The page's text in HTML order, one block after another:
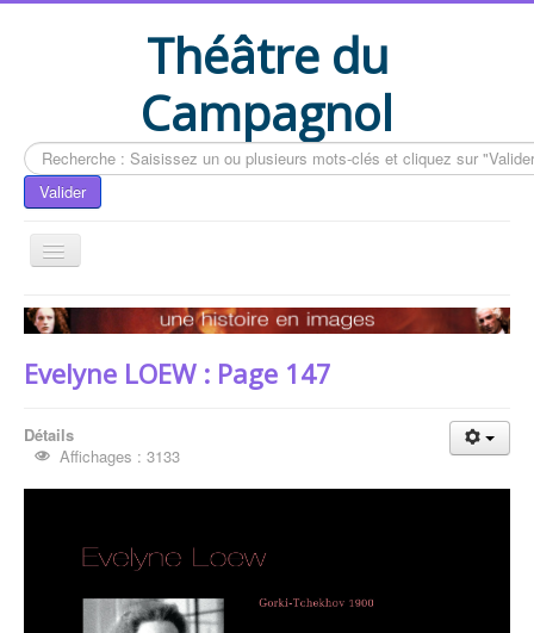
Théâtre du
Campagnol
Rechercher
Valider
Accueil
Compléments du livre
Actualités
Contactez-nous
Les Auteurs
Evelyne LOEW
Evelyne LOEW : Page 147
Détails
Affichages : 3133